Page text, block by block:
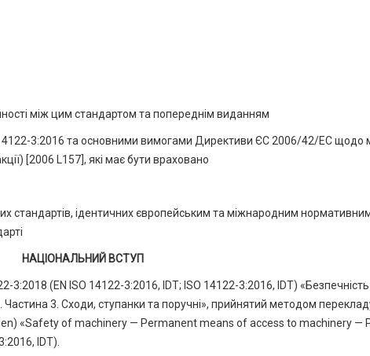
між цим стандартом та попереднім виданням
14122-3:2016 та основними вимогами Директиви ЄС 2006/42/ЕС щодо
[2006 L157], які має бути враховано
стандартів, ідентичних європейським та міжнародним
НАЦІОНАЛЬНИЙ ВСТУП
(EN ISO 14122-3:2016, IDT; ISO 14122-3:2016, IDT) «Безпечність
3. Сходи, ступанки та поручні», прийнятий методом
en) «Safety of machinery — Permanent means of access to machinery —
IDT).